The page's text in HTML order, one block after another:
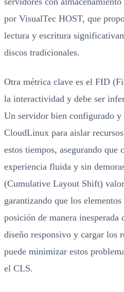
por VisualTec HOST, que
lectura y escritura
discos tradicionales.
Otra métrica clave es el FID
la interactividad y debe ser
Un servidor bien configurado y
CloudLinux para aislar
estos tiempos, asegurando que
experiencia fluida y sin
(Cumulative Layout Shift)
garantizando que los
posición de manera
diseño responsivo y cargar los
puede minimizar estos
el CLS.